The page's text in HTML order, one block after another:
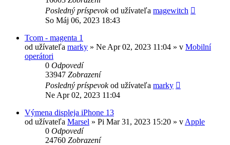
Posledný príspevokod užívateľa magewitch
So Máj 06, 2023 18:43
Tcom - magenta 1
od užívateľa marky » Ne Apr 02, 2023 11:04 » v Mobilní
operátori
0 Odpovedí
33947 Zobrazení
Posledný príspevokod užívateľa marky
Ne Apr 02, 2023 11:04
Výmena displeja iPhone 13
od užívateľa Marsel » Pi Mar 31, 2023 15:20 » v Apple
0 Odpovedí
24760 Zobrazení